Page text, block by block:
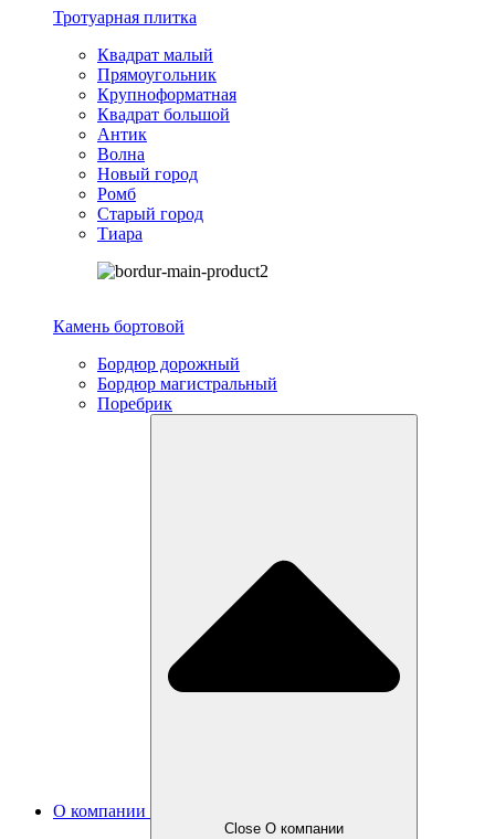
Тротуарная плитка
Квадрат малый
Прямоугольник
Крупноформатная
Квадрат большой
Антик
Волна
Новый город
Ромб
Старый город
Тиара
Камень бортовой
Бордюр дорожный
Бордюр магистральный
Поребрик
О компании
Close О компании